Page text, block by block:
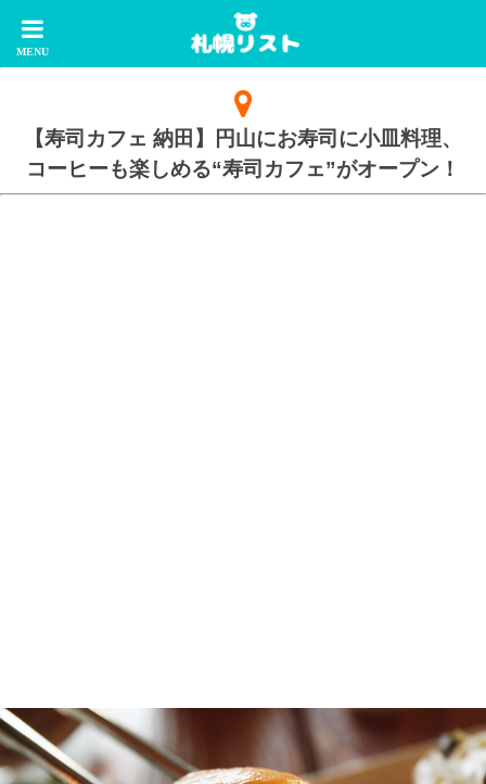
【寿司カフェ 納田】円山にお寿司に小皿料理、
コーヒーも楽しめる“寿司カフェ”がオープン！